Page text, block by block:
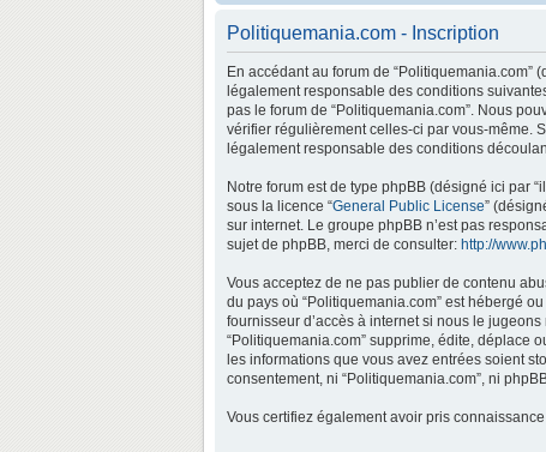
Politiquemania.com - Inscription
En accédant au forum de “Politiquemania.com”
légalement responsable des conditions
pas le forum de “Politiquemania.com”. Nous
vérifier régulièrement celles-ci par vous-même.
légalement responsable des conditions
Notre forum est de type phpBB (désigné ici par
sous la licence “General Public License”
sur internet. Le groupe phpBB n’est pas
sujet de phpBB, merci de consulter: http://
Vous acceptez de ne pas publier de contenu
du pays où “Politiquemania.com” est hébergé
fournisseur d’accès à internet si nous le
“Politiquemania.com” supprime, édite, déplace
les informations que vous avez entrées soient
consentement, ni “Politiquemania.com”, ni
Vous certifiez également avoir pris